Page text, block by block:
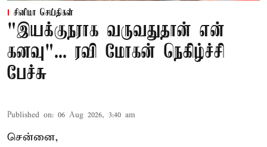
சினிமா செய்திகள்
"இயக்குநராக வருவதுதான் என்
கனவு"... ரவி மோகன் நெகிழ்ச்சி
பேச்சு
Published on: 06 Aug 2026, 3:40 am
சென்னை,